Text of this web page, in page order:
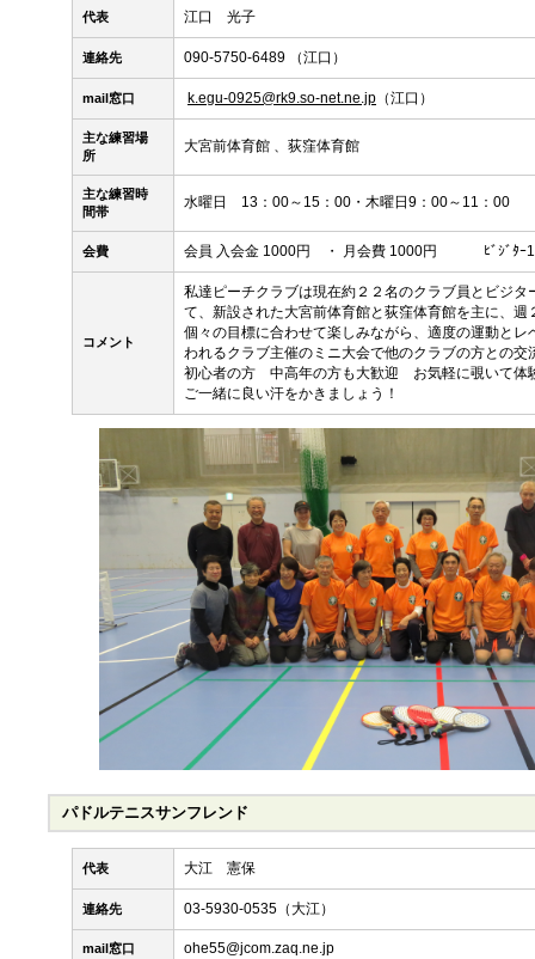
代表 江口 光子
連絡先 090-5750-6489 （江口）
mail窓口 k.egu-0925@rk9.so-net.ne.jp （江口）
主な練習場
所
大宮前体育館 、荻窪体育館
主な練習時
間帯
水曜日 13：00～15：00・木曜日9：00～11：00
会費 会員 入会金 1000円 ・ 月会費 1000円 ﾋﾞｼﾞﾀｰ1
コメント
私達ピーチクラブは現在約２２名のクラブ員とビジタ
て、新設された大宮前体育館と荻窪体育館を主に、週
個々の目標に合わせて楽しみながら、適度の運動とレ
われるクラブ主催のミニ大会で他のクラブの方との交
初心者の方 中高年の方も大歓迎 お気軽に覗いて体
ご一緒に良い汗をかきましょう！
パドルテニスサンフレンド
代表 大江 憲保
連絡先 03-5930-0535（大江）
mail窓口 ohe55@jcom.zaq.ne.jp